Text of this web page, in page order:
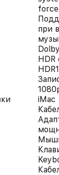
при
HDR
iMac